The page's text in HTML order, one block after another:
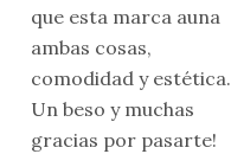
que esta marca auna
ambas cosas,
comodidad y estética.
Un beso y muchas
gracias por pasarte!